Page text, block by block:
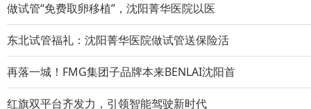
做试管“免费取卵移植”，沈阳菁华医院以医
东北试管福礼：沈阳菁华医院做试管送保险活
再落一城！FMG集团子品牌本来BENLAI沈阳首
红旗双平台齐发力，引领智能驾驶新时代